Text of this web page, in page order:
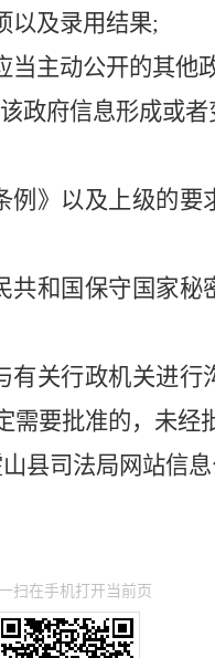
以及录用结果;
主动公开的其他
政府信息形成或
》以及上级的
和国保守国家
关行政机关进
要批准的，未经
县司法局网站信息
扫在手机打开当前页